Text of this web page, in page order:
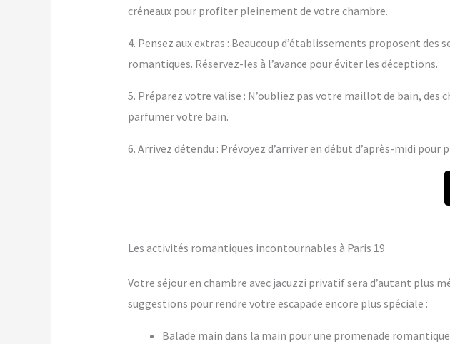
créneaux pour profiter pleinement de votre chambre.
4. Pensez aux extras : Beaucoup d’établissements proposent
romantiques. Réservez-les à l’avance pour éviter les déceptions.
5. Préparez votre valise : N’oubliez pas votre maillot de bain,
parfumer votre bain.
6. Arrivez détendu : Prévoyez d’arriver en début d’après-midi
Les activités romantiques incontournables à Paris 19
Votre séjour en chambre avec jacuzzi privatif sera d’autant plus
suggestions pour rendre votre escapade encore plus spéciale :
Balade main dans la main pour une promenade romantique